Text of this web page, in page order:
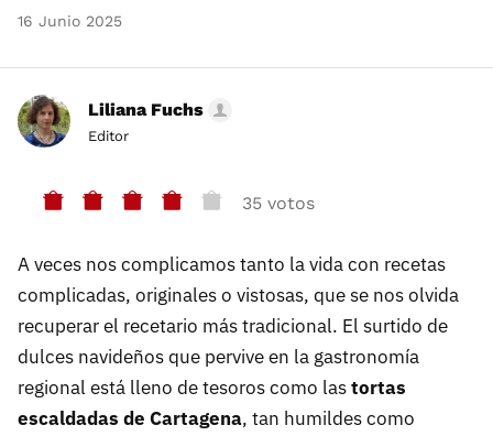
16 Junio 2025
Liliana Fuchs
Editor
35 votos
A veces nos complicamos tanto la vida con recetas
complicadas, originales o vistosas, que se nos olvida
recuperar el recetario más tradicional. El surtido de
dulces navideños que pervive en la gastronomía
regional está lleno de tesoros como lastortas
escaldadas de Cartagena, tan humildes como